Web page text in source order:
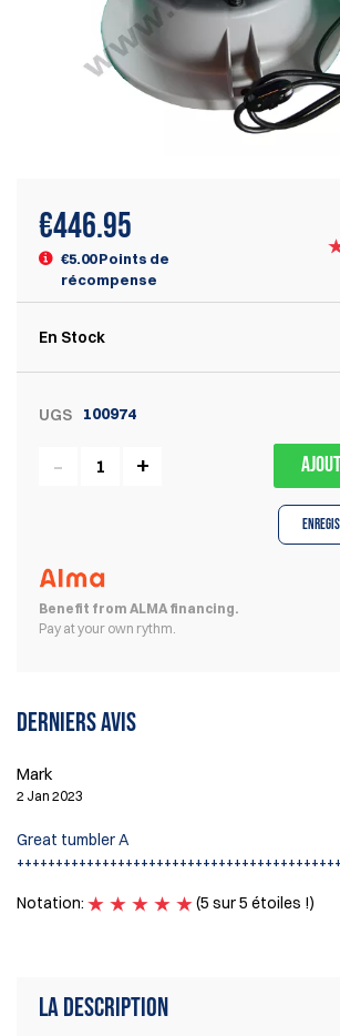
€446.95
€5.00 Points de
récompense
En Stock
UGS 100974
Benefit from ALMA financing.
Pay at your own rythm.
Derniers avis
Mark
2 Jan 2023
Great tumbler A
Notation:
(5 sur 5 étoiles !)
La description